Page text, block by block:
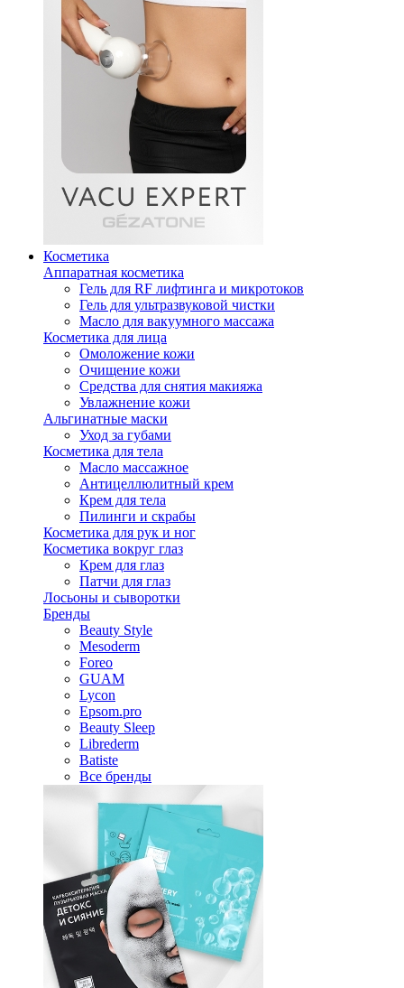
Косметика
Аппаратная косметика
Гель для RF лифтинга и микротоков
Гель для ультразвуковой чистки
Масло для вакуумного массажа
Косметика для лица
Омоложение кожи
Очищение кожи
Средства для снятия макияжа
Увлажнение кожи
Альгинатные маски
Уход за губами
Косметика для тела
Масло массажное
Антицеллюлитный крем
Крем для тела
Пилинги и скрабы
Косметика для рук и ног
Косметика вокруг глаз
Крем для глаз
Патчи для глаз
Лосьоны и сыворотки
Бренды
Beauty Style
Mesoderm
Foreo
GUAM
Lycon
Epsom.pro
Beauty Sleep
Librederm
Batiste
Все бренды